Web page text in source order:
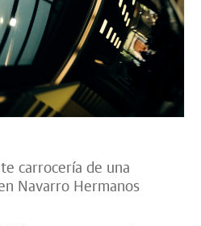
carrocería de una
Navarro Hermanos